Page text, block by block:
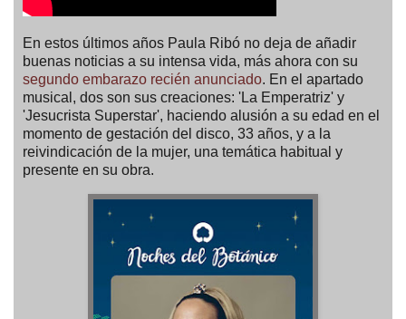
En estos últimos años Paula Ribó no deja de añadir
buenas noticias a su intensa vida, más ahora con su
segundo embarazo recién anunciado. En el apartado
musical, dos son sus creaciones: 'La Emperatriz' y
'Jesucrista Superstar', haciendo alusión a su edad en el
momento de gestación del disco, 33 años, y a la
reivindicación de la mujer, una temática habitual y
presente en su obra.